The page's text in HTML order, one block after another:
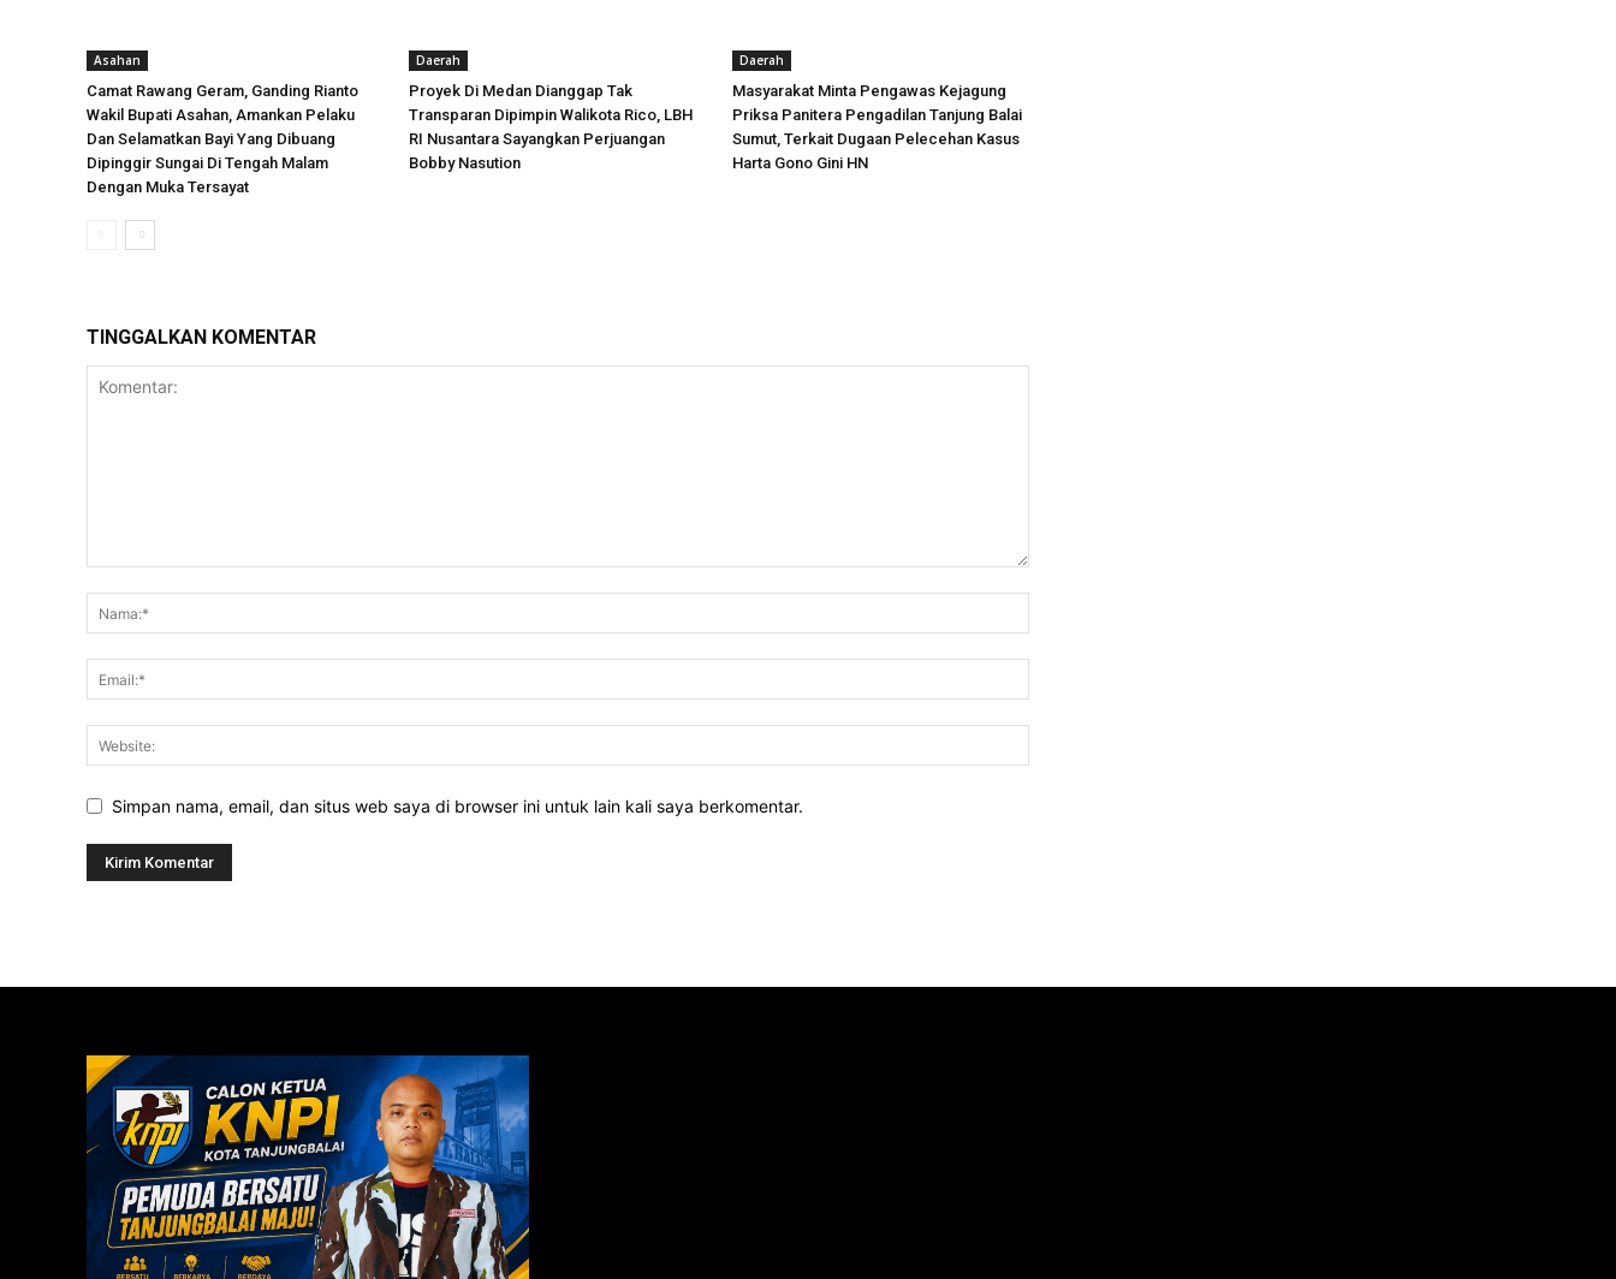
Asahan
Camat Rawang Geram, Ganding Rianto
Wakil Bupati Asahan, Amankan Pelaku
Dan Selamatkan Bayi Yang Dibuang
Dipinggir Sungai Di Tengah Malam
Dengan Muka Tersayat
Daerah
Proyek Di Medan Dianggap Tak
Transparan Dipimpin Walikota Rico, LBH
RI Nusantara Sayangkan Perjuangan
Bobby Nasution
Daerah
Masyarakat Minta Pengawas Kejagung
Priksa Panitera Pengadilan Tanjung Balai
Sumut, Terkait Dugaan Pelecehan Kasus
Harta Gono Gini HN
TINGGALKAN KOMENTAR
Simpan nama, email, dan situs web saya di browser ini untuk lain kali saya berkomentar.